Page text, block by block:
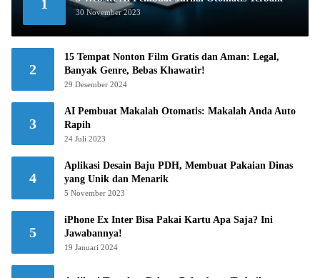
1
30 November 2023
2
15 Tempat Nonton Film Gratis dan Aman: Legal,
Banyak Genre, Bebas Khawatir!
29 Desember 2024
3
AI Pembuat Makalah Otomatis: Makalah Anda Auto
Rapih
24 Juli 2023
4
Aplikasi Desain Baju PDH, Membuat Pakaian Dinas
yang Unik dan Menarik
5 November 2023
5
iPhone Ex Inter Bisa Pakai Kartu Apa Saja? Ini
Jawabannya!
19 Januari 2024